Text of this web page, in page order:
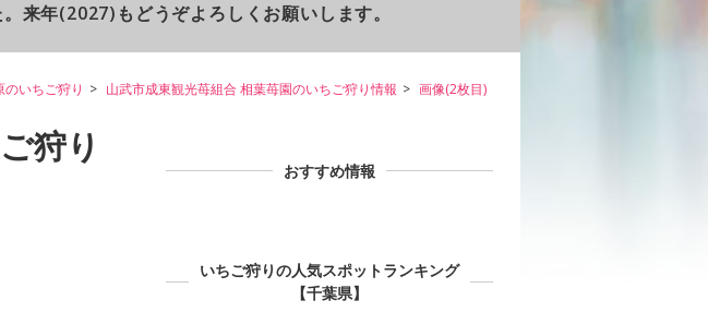
来年(2027)もどうぞよろしくお願いします。
いちご狩り 山武市成東観光苺組合 相葉苺園のいちご狩り情報 画像(2枚目)
狩り
おすすめ情報
いちご狩りの人気スポットランキング
【千葉県】